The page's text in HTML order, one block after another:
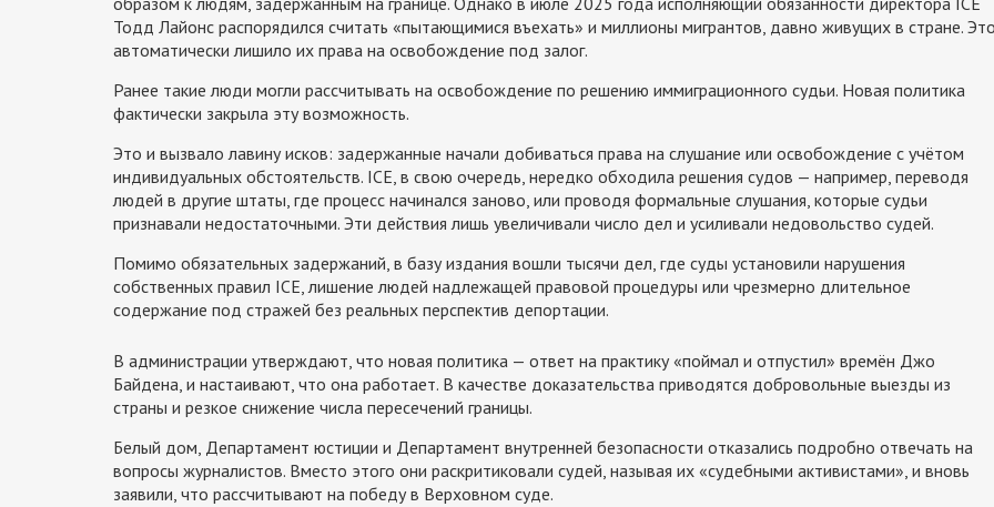
Тодд Лайонс распорядился считать «пытающимися въехать» и миллионы мигрантов, давно живущих в стране.
автоматически лишило их права на освобождение под залог.
Ранее такие люди могли рассчитывать на освобождение по решению иммиграционного судьи. Новая политика
фактически закрыла эту возможность.
Это и вызвало лавину исков: задержанные начали добиваться права на слушание или освобождение с учётом
индивидуальных обстоятельств. ICE, в свою очередь, нередко обходила решения судов — например, переводя
людей в другие штаты, где процесс начинался заново, или проводя формальные слушания, которые судьи
признавали недостаточными. Эти действия лишь увеличивали число дел и усиливали недовольство судей.
Помимо обязательных задержаний, в базу издания вошли тысячи дел, где суды установили нарушения
собственных правил ICE, лишение людей надлежащей правовой процедуры или чрезмерно длительное
содержание под стражей без реальных перспектив депортации.
В администрации утверждают, что новая политика — ответ на практику «поймал и отпустил» времён Джо
Байдена, и настаивают, что она работает. В качестве доказательства приводятся добровольные выезды из
страны и резкое снижение числа пересечений границы.
Белый дом, Департамент юстиции и Департамент внутренней безопасности отказались подробно отвечать на
вопросы журналистов. Вместо этого они раскритиковали судей, называя их «судебными активистами», и вновь
заявили, что рассчитывают на победу в Верховном суде.